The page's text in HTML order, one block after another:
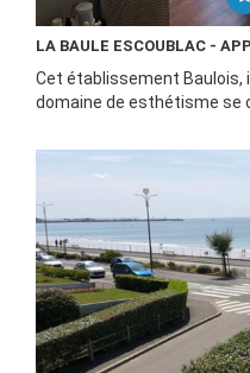
LA BAULE ESCOUBLAC -
Cet établissement Baulois,
domaine de esthétisme se